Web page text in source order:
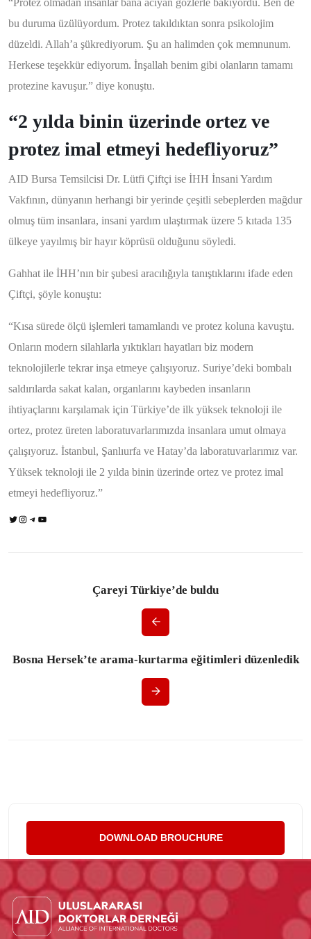
bu duruma üzülüyordum. Protez takıldıktan sonra psikolojim
düzeldi. Allah’a şükrediyorum. Şu an halimden çok memnunum.
Herkese teşekkür ediyorum. İnşallah benim gibi olanların tamamı
protezine kavuşur.” diye konuştu.
“2 yılda binin üzerinde ortez ve
protez imal etmeyi hedefliyoruz”
AID Bursa Temsilcisi Dr. Lütfi Çiftçi ise İHH İnsani Yardım
Vakfının, dünyanın herhangi bir yerinde çeşitli sebeplerden mağdur
olmuş tüm insanlara, insani yardım ulaştırmak üzere 5 kıtada 135
ülkeye yayılmış bir hayır köprüsü olduğunu söyledi.
Gahhat ile İHH’nın bir şubesi aracılığıyla tanıştıklarını ifade eden
Çiftçi, şöyle konuştu:
“Kısa sürede ölçü işlemleri tamamlandı ve protez koluna kavuştu.
Onların modern silahlarla yıktıkları hayatları biz modern
teknolojilerle tekrar inşa etmeye çalışıyoruz. Suriye’deki bombalı
saldırılarda sakat kalan, organlarını kaybeden insanların
ihtiyaçlarını karşılamak için Türkiye’de ilk yüksek teknoloji ile
ortez, protez üreten laboratuvarlarımızda insanlara umut olmaya
çalışıyoruz. İstanbul, Şanlıurfa ve Hatay’da laboratuvarlarımız var.
Yüksek teknoloji ile 2 yılda binin üzerinde ortez ve protez imal
etmeyi hedefliyoruz.”
Çareyi Türkiye’de buldu
Bosna Hersek’te arama-kurtarma eğitimleri düzenledik
DOWNLOAD BROUCHURE